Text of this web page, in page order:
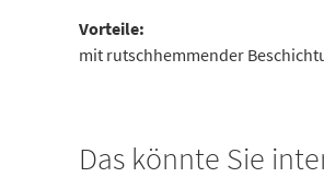
Vorteile:
mit rutschhemmender
Das könnte Sie